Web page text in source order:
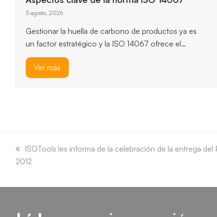
ISO 14064-1
ISO 14064-1 ofrece un marco robusto para
cuantificar y reportar emisiones de gases de efecto
invernadero, y permite…
previous
post:
ISOTools les informa de la celebración de la entrega
2012